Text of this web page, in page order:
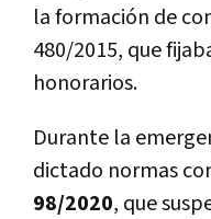
la formación de
480/2015, que
honorarios.
Durante la
dictado normas
98/2020, que